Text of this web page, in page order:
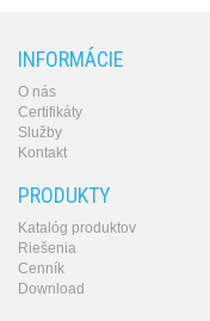
INFORMÁCIE
O nás
Certifikáty
Služby
Kontakt
PRODUKTY
Katalóg produktov
Riešenia
Cenník
Download